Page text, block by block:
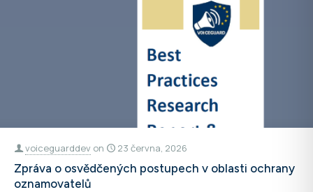
voiceguarddev on 23 června, 2026
Zpráva o osvědčených postupech v oblasti ochrany
oznamovatelů